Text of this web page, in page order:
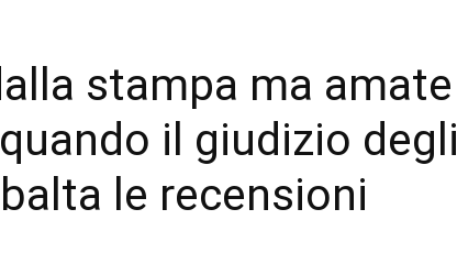
stampa ma amate
il giudizio degli
le recensioni